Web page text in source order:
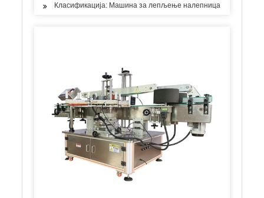
Класификација: Машина за лепљење налепница